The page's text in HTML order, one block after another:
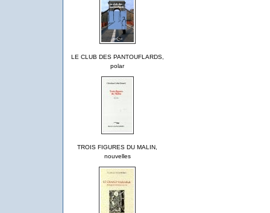
LE CLUB DES PANTOUFLARDS,
polar
TROIS FIGURES DU MALIN,
nouvelles